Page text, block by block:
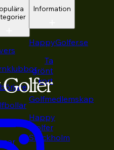
Information
HappyGolfer.se
Ta
grönt
kort
Golfmedlemskap
Happy
Golfer
Stockholm